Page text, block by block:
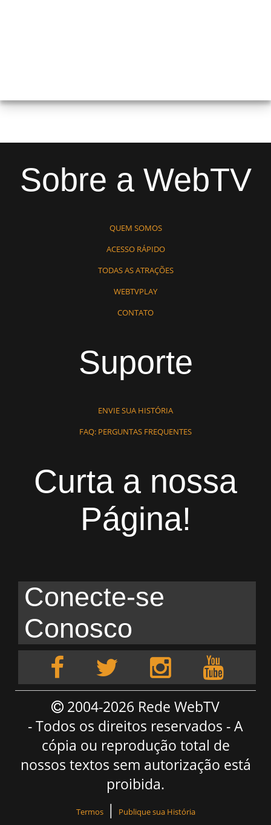
Sobre a WebTV
QUEM SOMOS
ACESSO RÁPIDO
TODAS AS ATRAÇÕES
WEBTVPLAY
CONTATO
Suporte
ENVIE SUA HISTÓRIA
FAQ: PERGUNTAS FREQUENTES
Curta a nossa
Página!
Conecte-se
Conosco
2004-2026 Rede WebTV
- Todos os direitos reservados - A
cópia ou reprodução total de
nossos textos sem autorização está
proibida.
Termos| Publique sua História